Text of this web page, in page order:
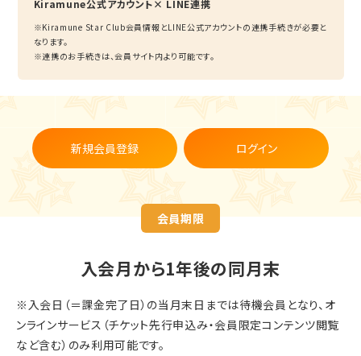
Kiramune公式アカウント× LINE連携
※Kiramune Star Club会員情報とLINE公式アカウントの連携手続きが必要と
なります。
※連携のお手続きは、会員サイト内より可能です。
新規会員登録 ログイン
会員期限
入会月から1年後の同月末
※入会日（＝課金完了日）の当月末日までは待機会員となり、オ
ンラインサービス（チケット先行申込み・会員限定コンテンツ閲覧
など含む）のみ利用可能です。